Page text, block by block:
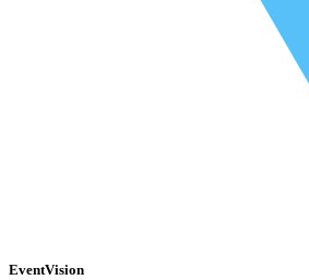
EventVision